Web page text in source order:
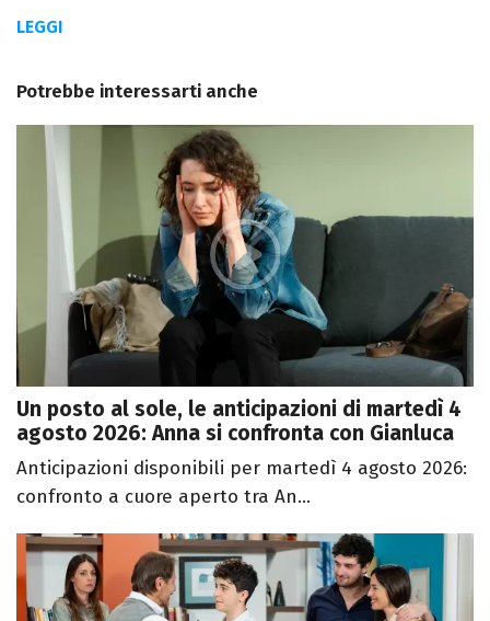
LEGGI
Potrebbe interessarti anche
Un posto al sole, le anticipazioni di martedì 4
agosto 2026: Anna si confronta con Gianluca
Anticipazioni disponibili per martedì 4 agosto 2026:
confronto a cuore aperto tra An...